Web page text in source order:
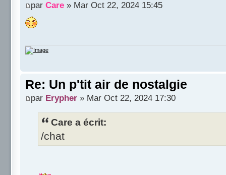
par Care » Mar Oct 22, 2024 15:45
Re: Un p'tit air de nostalgie
par Erypher » Mar Oct 22, 2024 17:30
Care a écrit:
/chat